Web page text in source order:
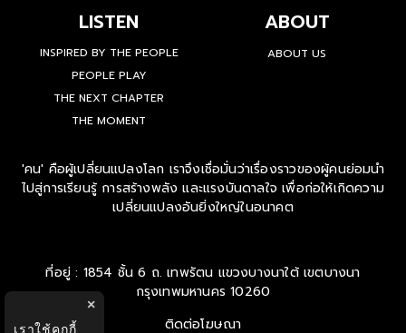
LISTEN
INSPIRED BY THE PEOPLE
PEOPLE PLAY
THE NEXT CHAPTER
THE MOMENT
ABOUT
ABOUT US
'คน' คือผู้เปลี่ยนแปลงโลก เราจึงเชื่อมั่นว่าเรื่องราวของผู้คนย่อมนำ
ไปสู่การเรียนรู้ การสร้างพลัง และแรงบันดาลใจ เพื่อก่อให้เกิดความ
เปลี่ยนแปลงอันยิ่งใหญ่ในอนาคต
ที่อยู่ : 1854 ชั้น 6 ถ. เทพรัตน แขวงบางนาใต้ เขตบางนา
กรุงเทพมหานคร 10260
ติดต่อโฆษณา
×
เราใช้คุกกี้